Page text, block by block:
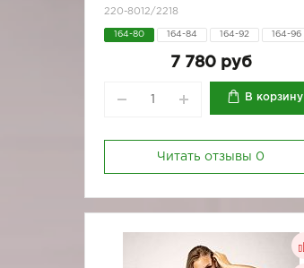
220-8012/2218
164-80 164-84 164-92 164-96
7 780 руб
В корзину
Читать отзывы 0